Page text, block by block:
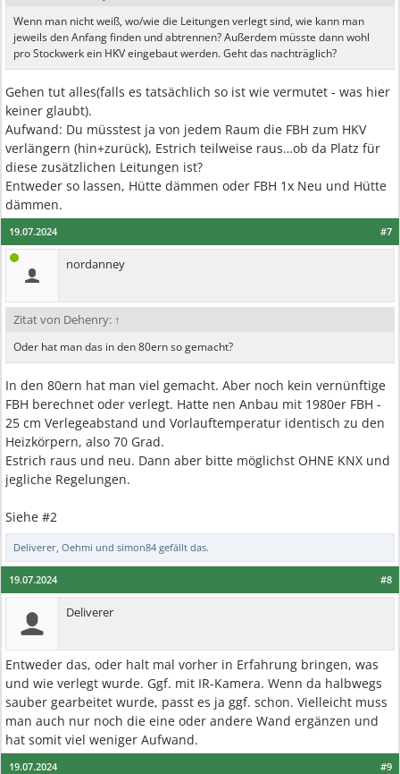
Wenn man nicht weiß, wo/wie die Leitungen verlegt sind, wie kann man
jeweils den Anfang finden und abtrennen? Außerdem müsste dann wohl
pro Stockwerk ein HKV eingebaut werden. Geht das nachträglich?
Gehen tut alles(falls es tatsächlich so ist wie vermutet - was hier
keiner glaubt).
Aufwand: Du müsstest ja von jedem Raum die FBH zum HKV
verlängern (hin+zurück), Estrich teilweise raus…ob da Platz für
diese zusätzlichen Leitungen ist?
Entweder so lassen, Hütte dämmen oder FBH 1x Neu und Hütte
dämmen.
#7
19.07.2024
nordanney
Zitat von Dehenry: ↑
Oder hat man das in den 80ern so gemacht?
In den 80ern hat man viel gemacht. Aber noch kein vernünftige
FBH berechnet oder verlegt. Hatte nen Anbau mit 1980er FBH -
25 cm Verlegeabstand und Vorlauftemperatur identisch zu den
Heizkörpern, also 70 Grad.
Estrich raus und neu. Dann aber bitte möglichst OHNE KNX und
jegliche Regelungen.
Siehe #2
Deliverer, Oehmi und simon84 gefällt das.
#8
19.07.2024
Deliverer
Entweder das, oder halt mal vorher in Erfahrung bringen, was
und wie verlegt wurde. Ggf. mit IR-Kamera. Wenn da halbwegs
sauber gearbeitet wurde, passt es ja ggf. schon. Vielleicht muss
man auch nur noch die eine oder andere Wand ergänzen und
hat somit viel weniger Aufwand.
#9
19.07.2024